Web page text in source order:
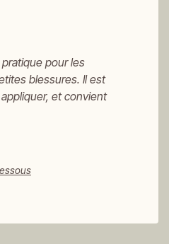
pour les
blessures. Il est
et convient